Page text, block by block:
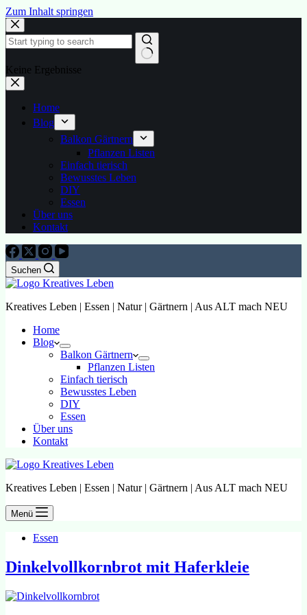
Zum Inhalt springen
Keine Ergebnisse
Home
Blog
Balkon Gärtnern
Pflanzen Listen
Einfach tierisch
Bewusstes Leben
DIY
Essen
Über uns
Kontakt
Suchen
Kreatives Leben | Essen | Natur | Gärtnern | Aus ALT mach NEU
Home
Blog
Balkon Gärtnern
Pflanzen Listen
Einfach tierisch
Bewusstes Leben
DIY
Essen
Über uns
Kontakt
Kreatives Leben | Essen | Natur | Gärtnern | Aus ALT mach NEU
Menü
Essen
Dinkelvollkornbrot mit Haferkleie